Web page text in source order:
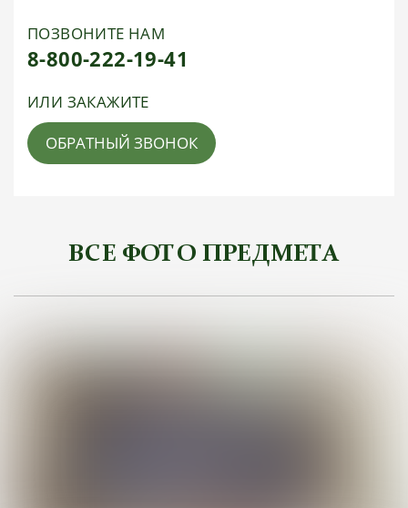
ПОЗВОНИТЕ НАМ
8-800-222-19-41
ИЛИ ЗАКАЖИТЕ
ОБРАТНЫЙ ЗВОНОК
ВСЕ ФОТО ПРЕДМЕТА